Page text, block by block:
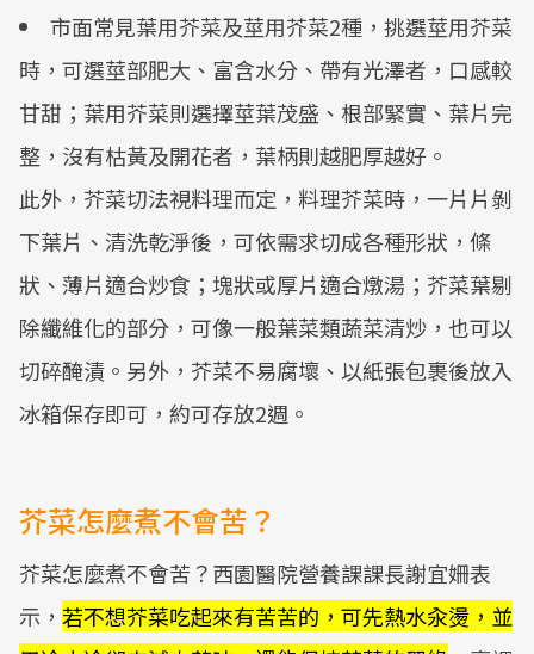
市面常見葉用芥菜及莖用芥菜2種，挑選莖用芥菜
時，可選莖部肥大、富含水分、帶有光澤者，口感較
甘甜；葉用芥菜則選擇莖葉茂盛、根部緊實、葉片完
整，沒有枯黃及開花者，葉柄則越肥厚越好。
此外，芥菜切法視料理而定，料理芥菜時，一片片剝
下葉片、清洗乾淨後，可依需求切成各種形狀，條
狀、薄片適合炒食；塊狀或厚片適合燉湯；芥菜葉剔
除纖維化的部分，可像一般葉菜類蔬菜清炒，也可以
切碎醃漬。另外，芥菜不易腐壞、以紙張包裹後放入
冰箱保存即可，約可存放2週。
芥菜怎麼煮不會苦？
芥菜怎麼煮不會苦？西園醫院營養課課長謝宜姍表
示， 若不想芥菜吃起來有苦苦的，可先熱水汆燙，並